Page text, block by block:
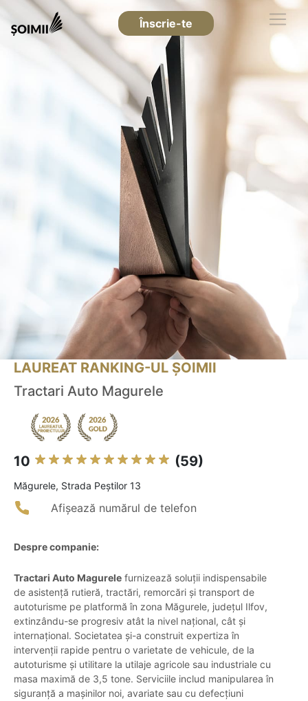
Înscrie-te
LAUREAT RANKING-UL ȘOIMII
Tractari Auto Magurele
10 (59)
Măgurele, Strada Peștilor 13
Afișează numărul de telefon
Despre companie:
Tractari Auto Magurele furnizează soluții indispensabile
de asistență rutieră, tractări, remorcări și transport de
autoturisme pe platformă în zona Măgurele, județul Ilfov,
extinzându-se progresiv atât la nivel național, cât și
internațional. Societatea și-a construit expertiza în
intervenții rapide pentru o varietate de vehicule, de la
autoturisme și utilitare la utilaje agricole sau industriale cu
masa maximă de 3,5 tone. Serviciile includ manipularea în
siguranță a mașinilor noi, avariate sau cu defecțiuni